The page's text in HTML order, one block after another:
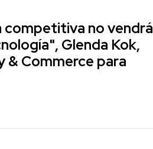
competitiva no vendrá
Glenda Kok,
& Commerce para